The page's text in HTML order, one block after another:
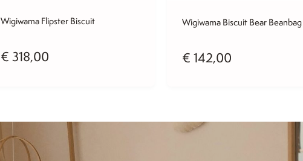
Wigiwama Flipster Biscuit
€ 318,00
Wigiwama Biscuit Bear Beanbag
€ 142,00